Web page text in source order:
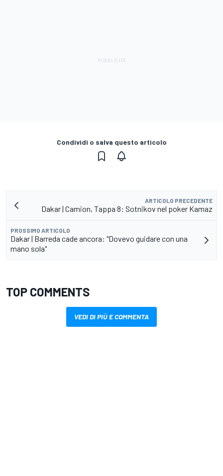
Condividi o salva questo articolo
ARTICOLO PRECEDENTE
Dakar | Camion, Tappa 8: Sotnikov nel poker Kamaz
PROSSIMO ARTICOLO
Dakar | Barreda cade ancora: "Dovevo guidare con una
mano sola"
TOP COMMENTS
VEDI DI PIÙ E COMMENTA